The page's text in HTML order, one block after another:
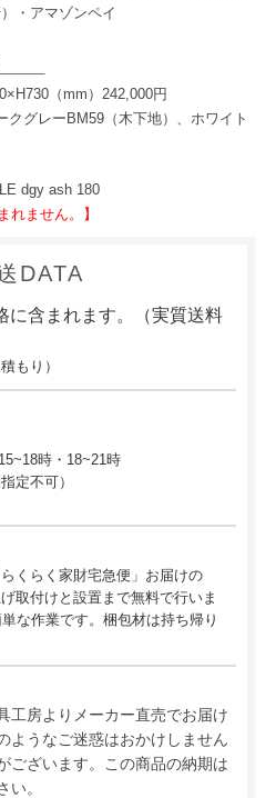
・アマゾンペイ
（mm）242,000円
クグレーBM59（木下地）、ホワイト
dgy ash 180
れません。】
DATA
に含まれます。（実質送料
もり）
時・18~21時
定不可）
くらく家財宅急便」お届けの
取付けと設置まで無料で行いま
な作業です。梱包材は持ち帰り
工房よりメーカー直売でお届け
ようなご迷惑はおかけしません
ございます。この商品の納期は
い。